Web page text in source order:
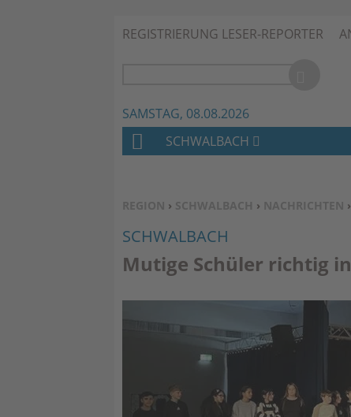
REGISTRIERUNG LESER-REPORTER
SAMSTAG, 08.08.2026
SIE BEFINDEN SICH HIER:
REGION › SCHWALBACH › NACHRICHTEN ›
SCHWALBACH
Mutige Schüler richtig
H
M
E
SCHWALBACH